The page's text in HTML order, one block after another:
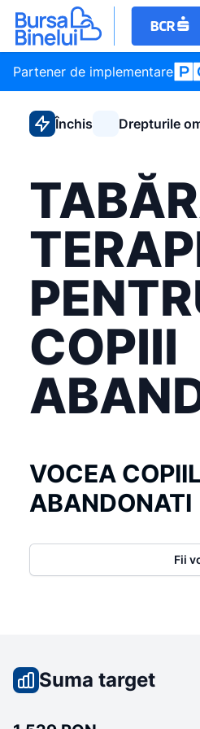
Partener de implementare
Închis Drepturile
COPIII
VOCEA
ABANDONATI
Fii
Suma target